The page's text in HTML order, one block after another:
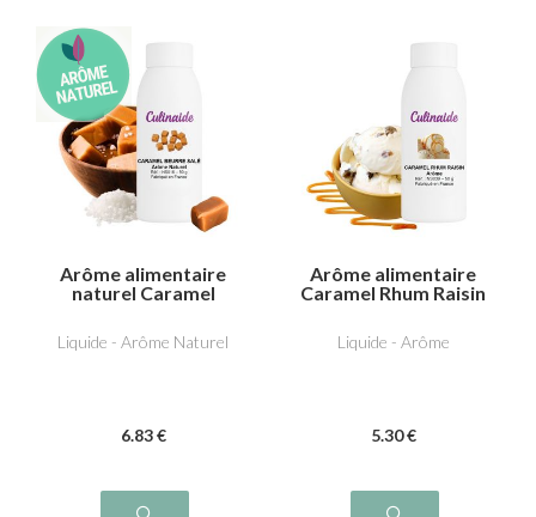
Arôme alimentaire
naturel Caramel
Liquide - Arôme Naturel
6.83 €
Arôme alimentaire
Caramel Rhum Raisin
Liquide - Arôme
5.30 €